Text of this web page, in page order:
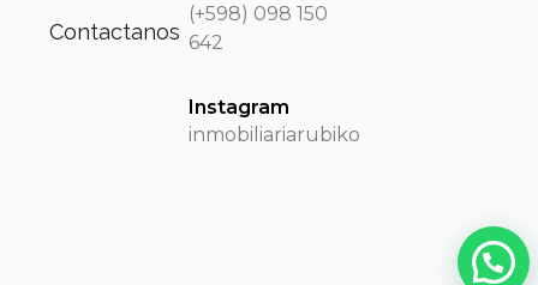
Contactanos
(+598) 098 150
642
Instagram
inmobiliariarubiko